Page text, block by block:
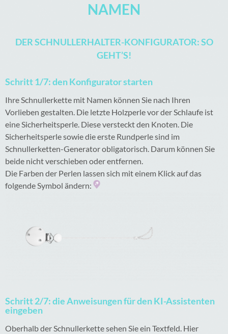
NAMEN
DER SCHNULLERHALTER-KONFIGURATOR: SO
GEHT’S!
Schritt 1/7: den Konfigurator starten
Ihre Schnullerkette mit Namen können Sie nach Ihren
Vorlieben gestalten. Die letzte Holzperle vor der Schlaufe ist
eine Sicherheitsperle. Diese versteckt den Knoten. Die
Sicherheitsperle sowie die erste Rundperle sind im
Schnullerketten-Generator obligatorisch. Darum können Sie
beide nicht verschieben oder entfernen.
Die Farben der Perlen lassen sich mit einem Klick auf das
folgende Symbol ändern:
Schritt 2/7: die Anweisungen für den KI-Assistenten
eingeben
Oberhalb der Schnullerkette sehen Sie ein Textfeld. Hier